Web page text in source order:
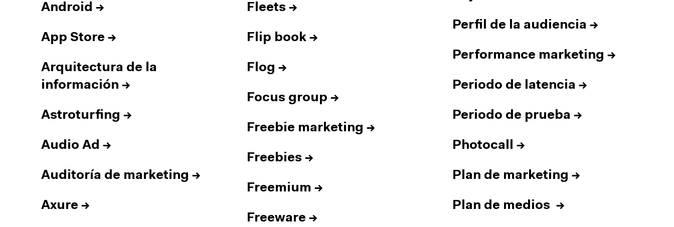
Android →
App Store →
Arquitectura de la
información →
Astroturfing →
Audio Ad →
Auditoría de marketing →
Axure →
Fleets →
Flip book →
Flog →
Focus group →
Freebie marketing →
Freebies →
Freemium →
Freeware →
Perfil de la audiencia →
Performance marketing →
Periodo de latencia →
Periodo de prueba →
Photocall →
Plan de marketing →
Plan de medios →